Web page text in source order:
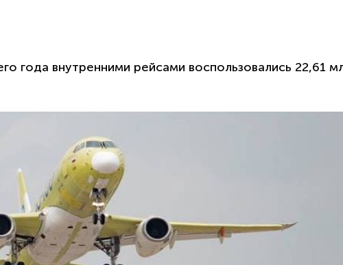
года внутренними рейсами воспользовались 22,61